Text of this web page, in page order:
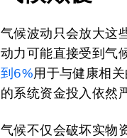
气候波动只会放大这
动力可能直接受到气
到6%用于与健康相
的系统资金投入依然
气候不仅会破坏实物